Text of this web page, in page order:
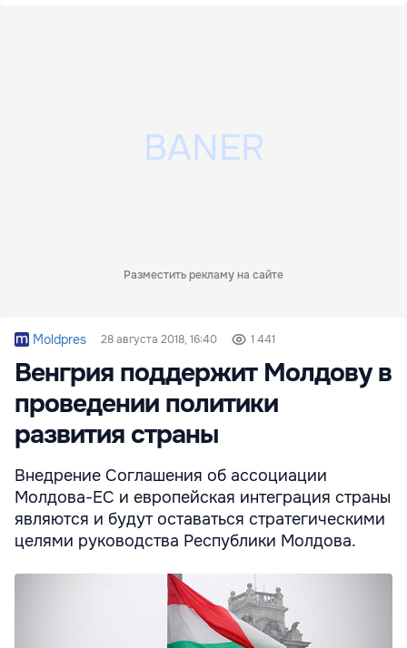
Разместить рекламу на сайте
Moldpres 28 августа 2018, 16:40 1 441
Венгрия поддержит Молдову в
проведении политики
развития страны
Внедрение Соглашения об ассоциации
Молдова-ЕС и европейская интеграция страны
являются и будут оставаться стратегическими
целями руководства Республики Молдова.